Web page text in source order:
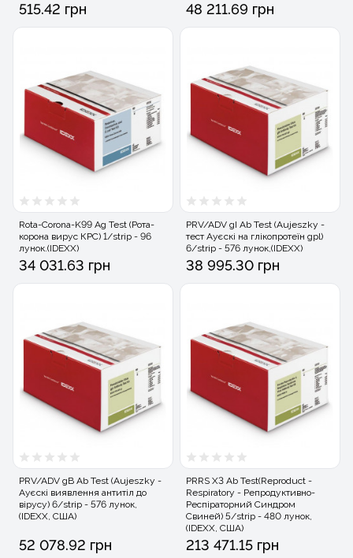
515.42 грн 48 211.69 грн
Rota-Corona-K99 Ag Test (Рота-
корона вирус КРС) 1/strip - 96
лунок.(IDEXX)
34 031.63 грн
PRV/ADV gI Ab Test (Aujeszky -
тест Ауєскі на глікопротеїн gpl)
6/strip - 576 лунок,(IDEXX)
38 995.30 грн
PRV/ADV gB Ab Test (Aujeszky -
Ауєскі виявлення антитіл до
вірусу) 6/strip - 576 лунок,
(IDEXX, США)
52 078.92 грн
PRRS X3 Ab Test(Reproduct -
Respiratory - Репродуктивно-
Респіраторний Синдром
Свиней) 5/strip - 480 лунок,
(IDEXX, США)
213 471.15 грн